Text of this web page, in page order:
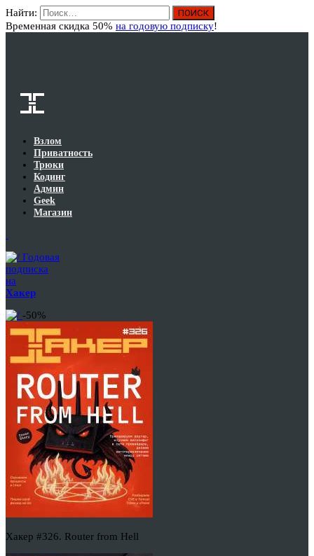
Найти:
Временная скидка 50% на годовую подписку!
Взлом
Приватность
Трюки
Кодинг
Админ
Geek
Магазин
Годовая
подписка
на
Хакер
-50%
Хакер #326. Router from Hell